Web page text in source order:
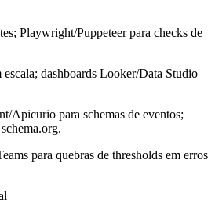
Playwright/Puppeteer para checks de
dashboards Looker/Data Studio
Apicurio para schemas de eventos;
para quebras de thresholds em erros